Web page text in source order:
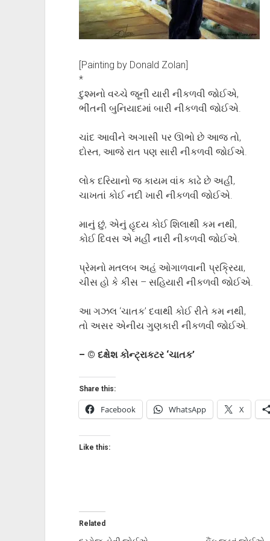
[Painting by Donald Zolan]
*
દુશ્મનો વચ્ચે જૂની યારી નીકળવી જોઈએ,
ભીંતની બુનિયાદમાં બારી નીકળવી જોઈએ.
ચાંદ આવીને અગાસી પર ઊભો છે આજ તો,
દોસ્ત, આજે રાત પણ સારી નીકળવી જોઈએ.
લોક દરિયાનો જ કાયમ વાંક કાઢે છે અહીં,
ચાખતાં કોઈ નદી ખારી નીકળવી જોઈએ.
માનું છું, એનું હૃદય કોઈ શિલાથી કમ નથી,
કોઈ દિવસ એ મહીં નારી નીકળવી જોઈએ.
પ્રેમનો મતલબ અહં ઓગાળવાની પ્રક્રિયા,
ચીસ હો કે કીસ – સહિયારી નીકળવી જોઈએ.
આ ગઝલ ‘ચાતક’ દવાથી કોઈ રીતે કમ નથી,
તો અસર એનીય ગુણકારી નીકળવી જોઈએ.
– © દક્ષેશ કોન્ટ્રાકટર ‘ચાતક’
Share this:
Facebook WhatsApp X
Like this:
Related